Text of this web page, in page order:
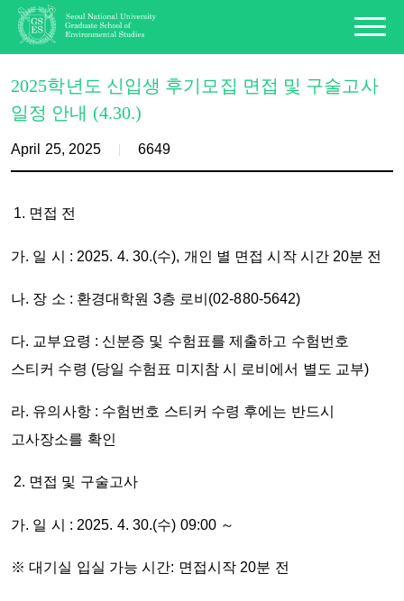
2025학년도 신입생 후기모집 면접 및 구술고사
일정 안내 (4.30.)
April 25, 2025 6649
면접 전
가. 일 시 : 2025. 4. 30.(수), 개인 별 면접 시작 시간 20분 전
나. 장 소 : 환경대학원 3층 로비(02-880-5642)
다. 교부요령 : 신분증 및 수험표를 제출하고 수험번호
스티커 수령 (당일 수험표 미지참 시 로비에서 별도 교부)
라. 유의사항 : 수험번호 스티커 수령 후에는 반드시
고사장소를 확인
면접 및 구술고사
가. 일 시 : 2025. 4. 30.(수) 09:00 ～
※ 대기실 입실 가능 시간: 면접시작 20분 전